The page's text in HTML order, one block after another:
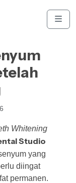
Whitening
Studio
yang
diingat
permanen.